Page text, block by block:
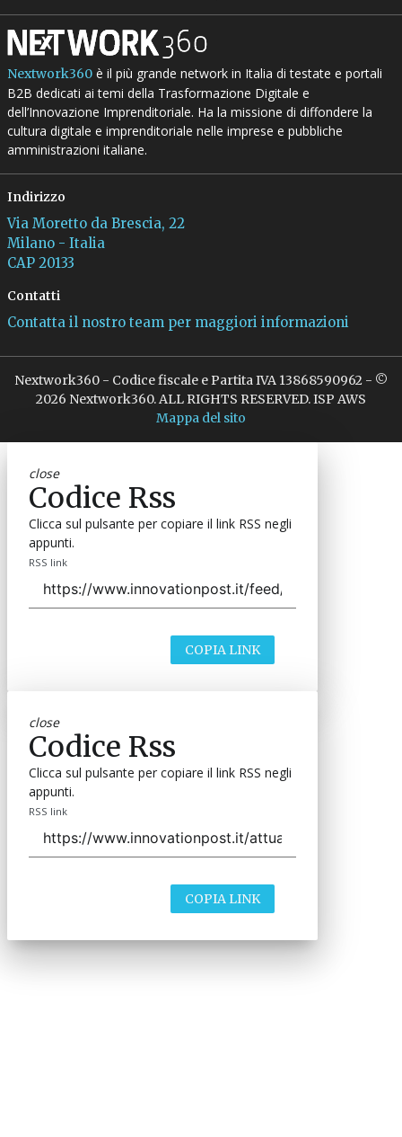
Nextwork360è il più grande network in Italia di testate e portali
B2B dedicati ai temi della Trasformazione Digitale e
dell’Innovazione Imprenditoriale. Ha la missione di diffondere la
cultura digitale e imprenditoriale nelle imprese e pubbliche
amministrazioni italiane.
Indirizzo
Via Moretto da Brescia, 22
Milano - Italia
CAP 20133
Contatti
Contatta il nostro team per maggiori informazioni
Nextwork360 - Codice fiscale e Partita IVA 13868590962 - ©
2026 Nextwork360. ALL RIGHTS RESERVED. ISP AWS
Mappa del sito
close
Codice Rss
Clicca sul pulsante per copiare il link RSS negli
appunti.
RSS link
COPIA LINK
close
Codice Rss
Clicca sul pulsante per copiare il link RSS negli
appunti.
RSS link
COPIA LINK